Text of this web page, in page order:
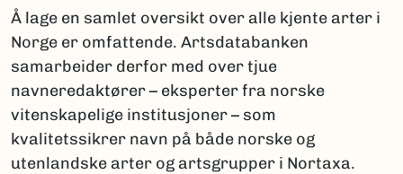
Å lage en samlet oversikt over alle kjente arter i
Norge er omfattende. Artsdatabanken
samarbeider derfor med over tjue
navneredaktører – eksperter fra norske
vitenskapelige institusjoner – som
kvalitetssikrer navn på både norske og
utenlandske arter og artsgrupper i Nortaxa.